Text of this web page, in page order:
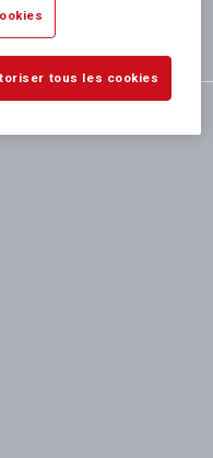
tous les cookies